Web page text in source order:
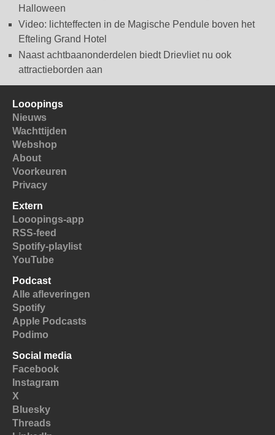
Halloween
Video: lichteffecten in de Magische Pendule boven het
Efteling Grand Hotel
Naast achtbaanonderdelen biedt Drievliet nu ook
attractieborden aan
Looopings
Nieuws
Wachttijden
Webshop
About
Voorkeuren
Privacy
Extern
Looopings-app
RSS-feed
Spotify-playlist
YouTube
Podcast
Alle afleveringen
Spotify
Apple Podcasts
Podimo
Social media
Facebook
Instagram
X
Bluesky
Threads